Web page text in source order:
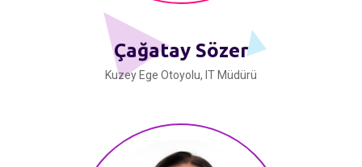
Çağatay Sözer
Kuzey Ege Otoyolu, IT Müdürü